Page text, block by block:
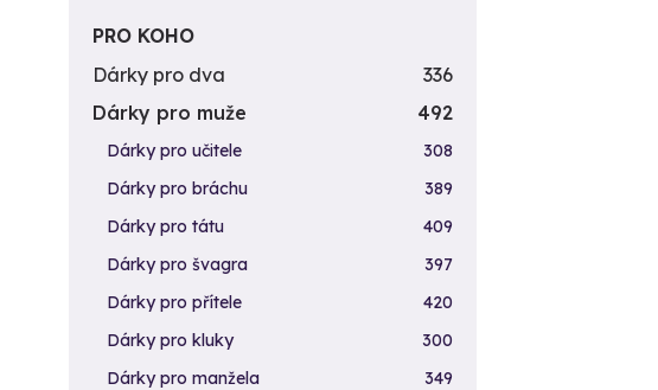
PRO KOHO
Dárky pro dva
336
Dárky pro muže
492
Dárky pro učitele
308
Dárky pro bráchu
389
Dárky pro tátu
409
Dárky pro švagra
397
Dárky pro přítele
420
Dárky pro kluky
300
Dárky pro manžela
349